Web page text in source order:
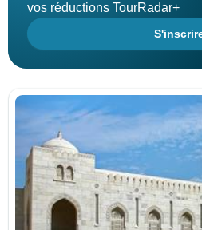
vos réductions TourRadar+